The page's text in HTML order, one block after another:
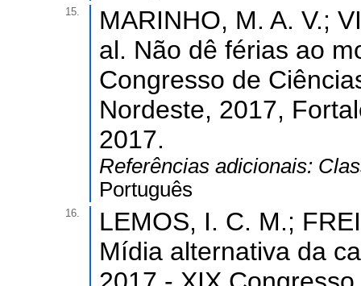
15.
MARINHO, M. A. V.;
al. Não dê férias ao
Congresso de
Nordeste, 2017,
2017.
Referências adicionais:
Português
16.
LEMOS, I. C. M.;
Mídia alternativa da